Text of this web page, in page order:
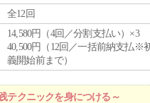
全12回
14,580円（4回／分割支払い）×3
40,500円（12回／一括前納支払※
義開始前まで）
テクニックを身につける～